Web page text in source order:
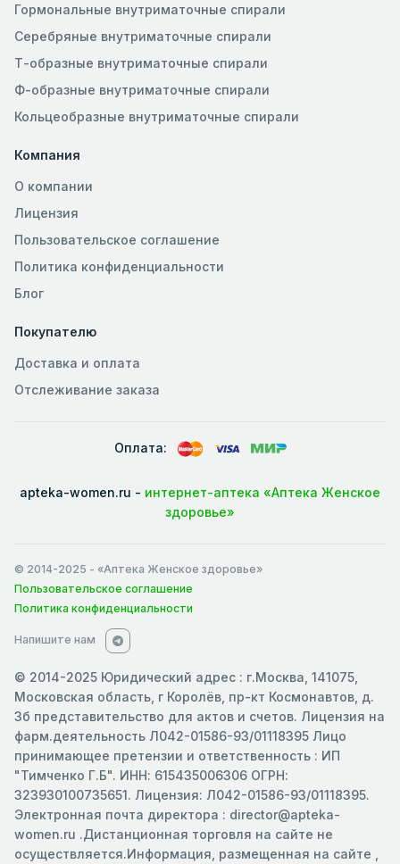
Гормональные внутриматочные спирали
Серебряные внутриматочные спирали
Т-образные внутриматочные спирали
Ф-образные внутриматочные спирали
Кольцеобразные внутриматочные спирали
Компания
О компании
Лицензия
Пользовательское соглашение
Политика конфиденциальности
Блог
Покупателю
Доставка и оплата
Отслеживание заказа
Оплата:
apteka-women.ru - интернет-аптека «Аптека Женское
здоровье»
© 2014-2025 - «Аптека Женское здоровье»
Пользовательское соглашение
Политика конфиденциальности
Напишите нам
© 2014-2025 Юридический адрес : г.Москва, 141075,
Московская область, г Королёв, пр-кт Космонавтов, д.
3б представительство для актов и счетов. Лицензия на
фарм.деятельность Л042-01586-93/01118395 Лицо
принимающее претензии и ответственность : ИП
"Тимченко Г.Б". ИНН: 615435006306 ОГРН:
323930100735651. Лицензия: Л042-01586-93/01118395.
Электронная почта директора : director@apteka-
women.ru .Дистанционная торговля на сайте не
осуществляется.Информация, размещенная на сайте ,